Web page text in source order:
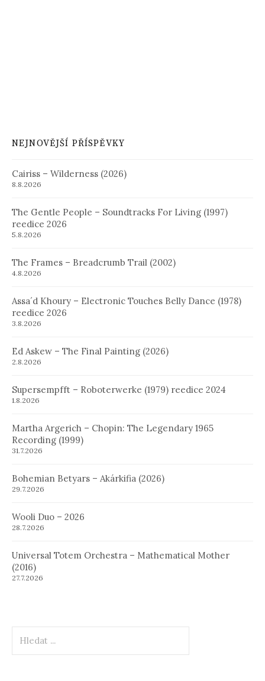
NEJNOVĚJŠÍ PŘÍSPĚVKY
Cairiss – Wilderness (2026)
8.8.2026
The Gentle People – Soundtracks For Living (1997)
reedice 2026
5.8.2026
The Frames – Breadcrumb Trail (2002)
4.8.2026
Assa´d Khoury – Electronic Touches Belly Dance (1978)
reedice 2026
3.8.2026
Ed Askew – The Final Painting (2026)
2.8.2026
Supersempfft – Roboterwerke (1979) reedice 2024
1.8.2026
Martha Argerich – Chopin: The Legendary 1965
Recording (1999)
31.7.2026
Bohemian Betyars – Akárkifia (2026)
29.7.2026
Wooli Duo – 2026
28.7.2026
Universal Totem Orchestra – Mathematical Mother
(2016)
27.7.2026